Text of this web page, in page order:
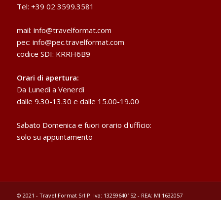
Tel: +39 02 3599.3581
mail: info@travelformat.com
pec: info@pec.travelformat.com
codice SDI: KRRH6B9
Orari di apertura:
Da Lunedì a Venerdì
dalle 9.30-13.30 e dalle 15.00-19.00
Sabato Domenica e fuori orario d'ufficio:
solo su appuntamento
© 2021 - Travel Format Srl P. Iva: 13259640152 - REA: MI 1632057